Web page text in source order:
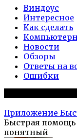
Виндоус
Интересное
Как сделать
Новости
Обзоры
Ответы на
Ошибки
Приложение
Быстрая помощь
понятный